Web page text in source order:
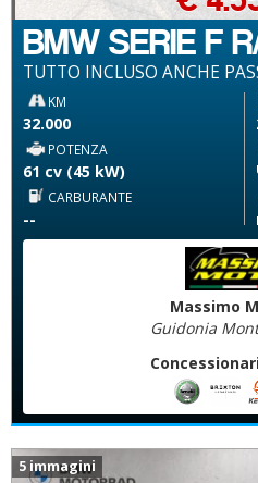
BMW SERIE F
TUTTO INCLUSO ANCHE
KM
32.000
POTENZA
61 cv (45 kW)
CARBURANTE
--
Massimo
Guidonia
5 immagini